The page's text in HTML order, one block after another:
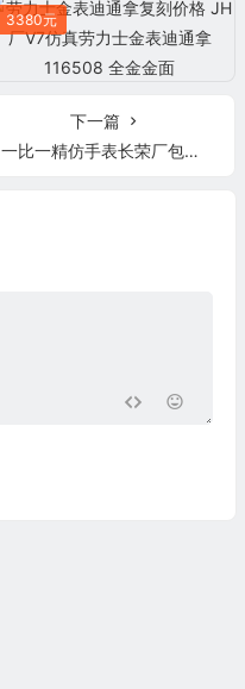
3380元
下一篇
一比一精仿手表长荣厂包金劳力士金表126333 白盘镶钻